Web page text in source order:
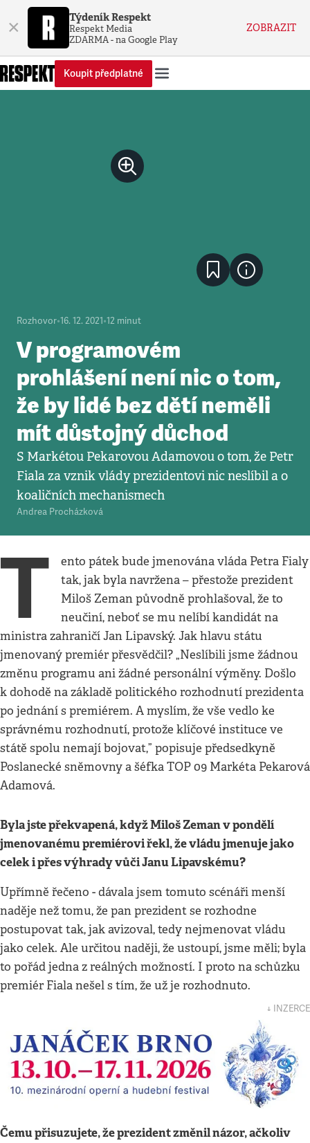
× Týdeník Respekt
Respekt Media
ZDARMA - na Google Play
ZOBRAZIT
Koupit předplatné
Rozhovor•16. 12. 2021•12 minut
V programovém
prohlášení není nic o tom,
že by lidé bez dětí neměli
mít důstojný důchod
S Markétou Pekarovou Adamovou o tom, že Petr
Fiala za vznik vlády prezidentovi nic neslíbil a o
koaličních mechanismech
Andrea Procházková
T
ento pátek bude jmenována vláda Petra Fialy
tak, jak byla navržena – přestože prezident
Miloš Zeman původně prohlašoval, že to
neučiní, neboť se mu nelíbí kandidát na
ministra zahraničí Jan Lipavský. Jak hlavu státu
jmenovaný premiér přesvědčil? „Neslíbili jsme žádnou
změnu programu ani žádné personální výměny. Došlo
k dohodě na základě politického rozhodnutí prezidenta
po jednání s premiérem. A myslím, že vše vedlo ke
správnému rozhodnutí, protože klíčové instituce ve
státě spolu nemají bojovat,” popisuje předsedkyně
Poslanecké sněmovny a šéfka TOP 09 Markéta Pekarová
Adamová.
Byla jste překvapená, když Miloš Zeman v pondělí
jmenovanému premiérovi řekl, že vládu jmenuje jako
celek i přes výhrady vůči Janu Lipavskému?
Upřímně řečeno - dávala jsem tomuto scénáři menší
naděje než tomu, že pan prezident se rozhodne
postupovat tak, jak avizoval, tedy nejmenovat vládu
jako celek. Ale určitou naději, že ustoupí, jsme měli; byla
to pořád jedna z reálných možností. I proto na schůzku
premiér Fiala nešel s tím, že už je rozhodnuto.
↓ INZERCE
Čemu přisuzujete, že prezident změnil názor, ačkoliv